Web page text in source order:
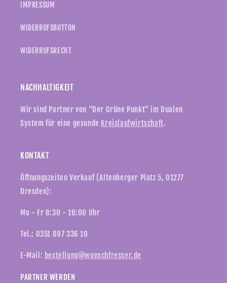
IMPRESSUM
WIDERRUFSBUTTON
WIDERRUFSRECHT
NACHHALTIGKEIT
Wir sind Partner von "Der Grüne Punkt" im Dualen
System für eine gesunde Kreislaufwirtschaft.
KONTAKT
Öffnungszeiten Verkauf (Altenberger Platz 5, 01277
Dresden):
Mo - Fr 8:30 - 16:00 Uhr
Tel.: 0351 897 336 10
E-Mail: bestellung@wunschfresser.de
PARTNER WERDEN